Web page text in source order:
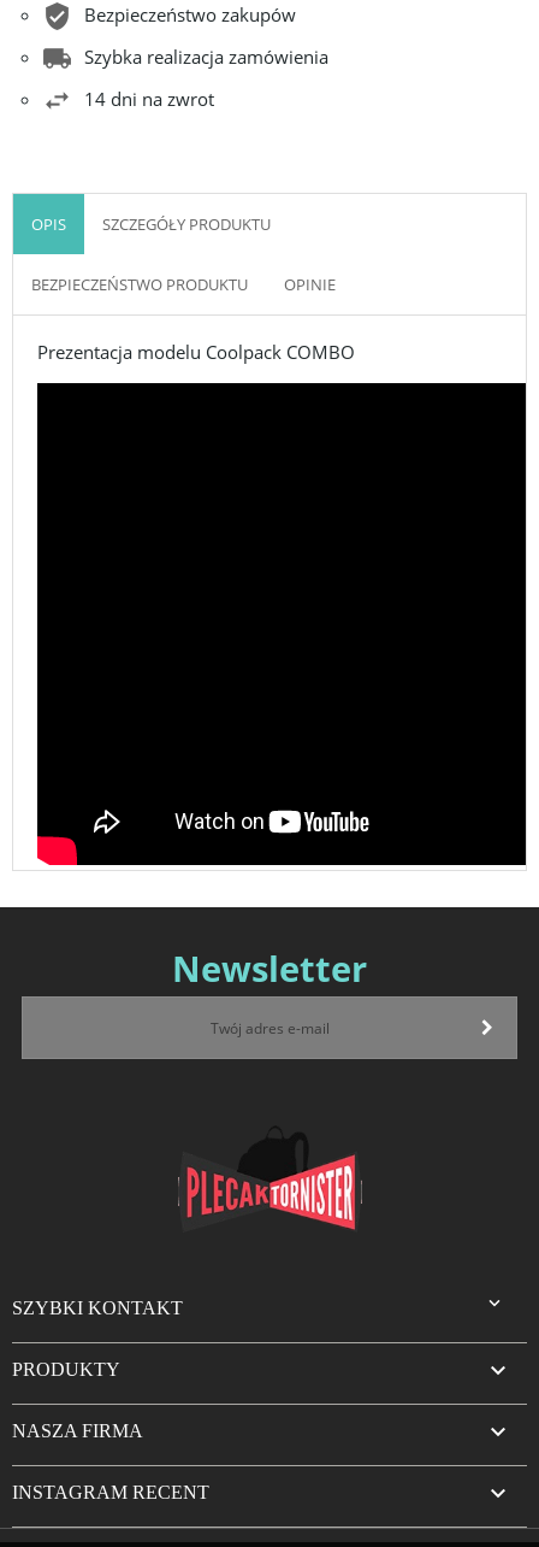
Bezpieczeństwo zakupów
Szybka realizacja zamówienia
14 dni na zwrot
OPIS SZCZEGÓŁY PRODUKTU
BEZPIECZEŃSTWO PRODUKTU OPINIE
Prezentacja modelu Coolpack COMBO
Newsletter
SZYBKI KONTAKT 
PRODUKTY 
NASZA FIRMA 
INSTAGRAM RECENT 